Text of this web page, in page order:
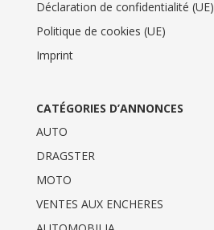
Déclaration de confidentialité (UE)
Politique de cookies (UE)
Imprint
CATÉGORIES D’ANNONCES
AUTO
DRAGSTER
MOTO
VENTES AUX ENCHERES